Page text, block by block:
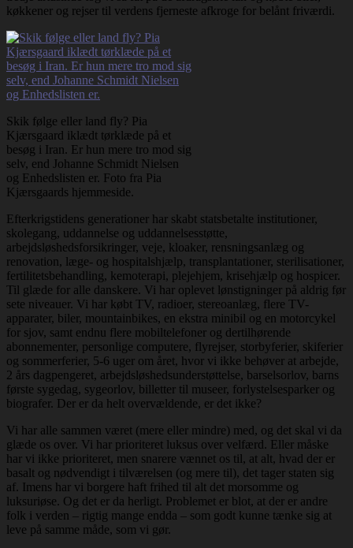
køkkener og rejser til verdens fjerneste afkroge for belånt friværdi.
Skik følge eller land fly? Pia
Kjærsgaard iklædt tørklæde på et
besøg i Iran. Er hun mere tro mod sig
selv, end Johanne Schmidt Nielsen
og Enhedslisten er. Foto fra Pia
Kjærsgaards hjemmeside.
Efterkrigstidens generationer har skabt statsbetalte institutioner,
skolegang, uddannelse og uddannelsesstøtte,
arbejdsløshedsforsikringer, veje, kloaker, rensningsanlæg og
renovation, læge- og hospitalshjælp, transplantationer, sterilisationer,
fertilitetsbehandling, kemoterapi, plejehjem, krisehjælp og hospicer.
Til glæde for alle danskere. Vi har oplevet lønstigninger på aldrig før
sete niveauer. Vi har købt TV, radioer, stereoanlæg, flere TV-
apparater, biler, mountainbikes, en ekstra minibil og en motorcykel
for sjov, samt endnu flere mobiltelefoner og dertilhørende
abonnementer, personlige computere, flyrejser, storbyferier, skiferier
og sommerferier, 5-6 uger om året, hvor vi ikke behøver at arbejde,
2 års dagpengeret, arbejdsløshedsunderstøttelse, barselsorlov, barns
første sygedag, sygeorlov, billetter til museer, forlystelsesparker og
biografer. Der er da helt overvældende, er det ikke?
Vi har alle sammen været (mere eller mindre) med, og det skal vi da
glæde os over. Vi har prioriteret luksus over velfærd. Eller måske
har vi ikke prioriteret, men snarere vænnet os til, at alt, hvad der er
basalt og nødvendigt i tilværelsen (og mere til), det tager staten sig
af. Imens har vi borgere haft frihed til alt det morsomme og
luksuriøse. Og det er da herligt. Problemet er blot, at der er andre
folk i verden – rigtig mange endda – som godt kunne tænke sig at
leve på samme måde, som vi gør.